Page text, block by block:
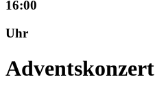
16:00
Uhr
Adventskonzert